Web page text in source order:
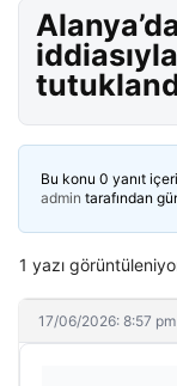
Bu konu 0 yanıt
admin tarafından
1 yazı
17/06/2026: 8:57 pm